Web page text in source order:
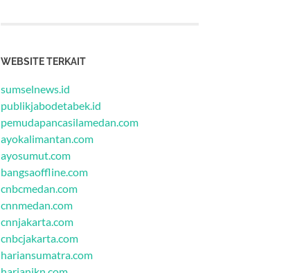
WEBSITE TERKAIT
sumselnews.id
publikjabodetabek.id
pemudapancasilamedan.com
ayokalimantan.com
ayosumut.com
bangsaoffline.com
cnbcmedan.com
cnnmedan.com
cnnjakarta.com
cnbcjakarta.com
hariansumatra.com